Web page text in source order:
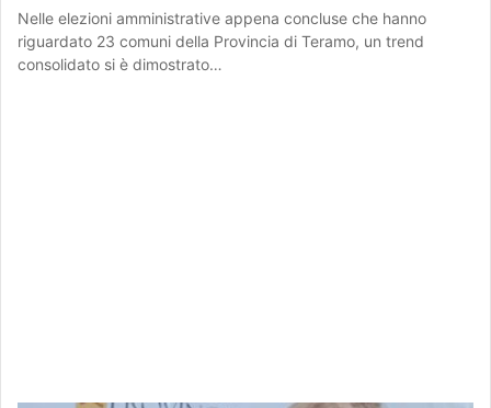
Nelle elezioni amministrative appena concluse che hanno
riguardato 23 comuni della Provincia di Teramo, un trend
consolidato si è dimostrato…